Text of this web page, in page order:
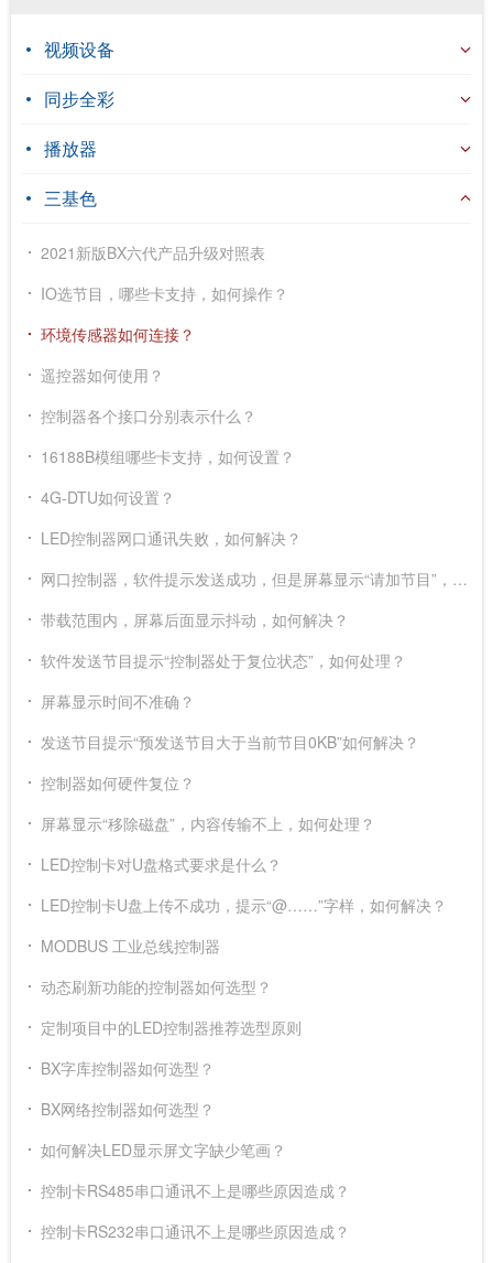
视频设备
同步全彩
播放器
三基色
2021新版BX六代产品升级对照表
IO选节目，哪些卡支持，如何操作？
环境传感器如何连接？
遥控器如何使用？
控制器各个接口分别表示什么？
16188B模组哪些卡支持，如何设置？
4G-DTU如何设置？
LED控制器网口通讯失败，如何解决？
网口控制器，软件提示发送成功，但是屏幕显示“请加节目”，如何处理？
带载范围内，屏幕后面显示抖动，如何解决？
软件发送节目提示“控制器处于复位状态”，如何处理？
屏幕显示时间不准确？
发送节目提示“预发送节目大于当前节目0KB”如何解决？
控制器如何硬件复位？
屏幕显示“移除磁盘”，内容传输不上，如何处理？
LED控制卡对U盘格式要求是什么？
LED控制卡U盘上传不成功，提示“@……”字样，如何解决？
MODBUS 工业总线控制器
动态刷新功能的控制器如何选型？
定制项目中的LED控制器推荐选型原则
BX字库控制器如何选型？
BX网络控制器如何选型？
如何解决LED显示屏文字缺少笔画？
控制卡RS485串口通讯不上是哪些原因造成？
控制卡RS232串口通讯不上是哪些原因造成？